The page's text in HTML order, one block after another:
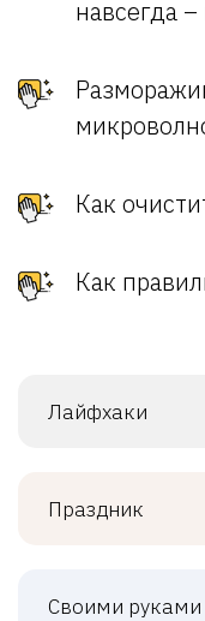
навсегда
Как
Как
Лайфхаки
Праздник
Своими руками